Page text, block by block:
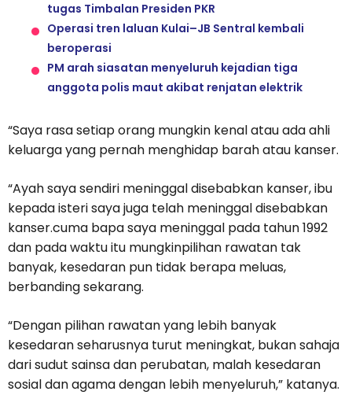
tugas Timbalan Presiden PKR
Operasi tren laluan Kulai–JB Sentral kembali
beroperasi
PM arah siasatan menyeluruh kejadian tiga
anggota polis maut akibat renjatan elektrik
“Saya rasa setiap orang mungkin kenal atau ada ahli
keluarga yang pernah menghidap barah atau kanser.
“Ayah saya sendiri meninggal disebabkan kanser, ibu
kepada isteri saya juga telah meninggal disebabkan
kanser.cuma bapa saya meninggal pada tahun 1992
dan pada waktu itu mungkinpilihan rawatan tak
banyak, kesedaran pun tidak berapa meluas,
berbanding sekarang.
“Dengan pilihan rawatan yang lebih banyak
kesedaran seharusnya turut meningkat, bukan sahaja
dari sudut sainsa dan perubatan, malah kesedaran
sosial dan agama dengan lebih menyeluruh,” katanya.